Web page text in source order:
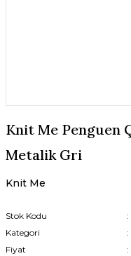
Knit Me Penguen
Metalik Gri
Knit Me
Stok Kodu
Kategori
Fiyat